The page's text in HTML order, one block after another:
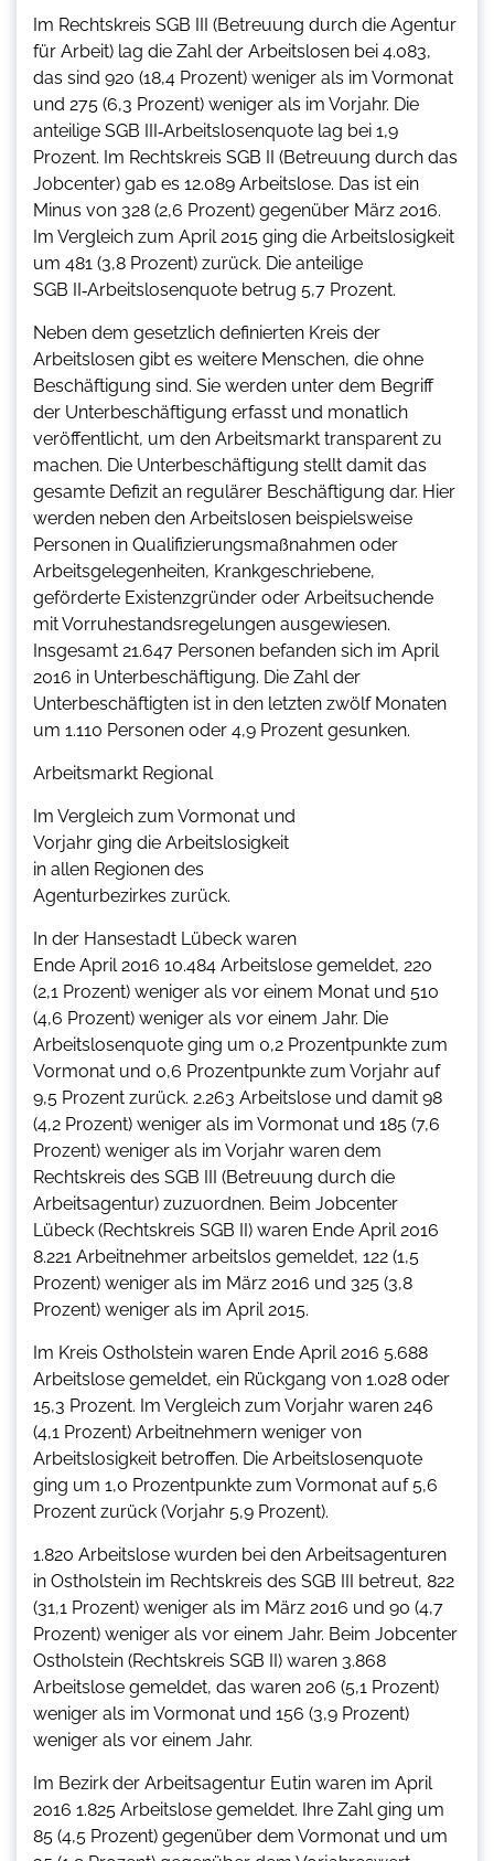
Im Rechtskreis SGB III (Betreuung durch die Agentur
für Arbeit) lag die Zahl der Arbeitslosen bei 4.083,
das sind 920 (18,4 Prozent) weniger als im Vormonat
und 275 (6,3 Prozent) weniger als im Vorjahr. Die
anteilige SGB III‑Arbeitslosenquote lag bei 1,9
Prozent. Im Rechtskreis SGB II (Betreuung durch das
Jobcenter) gab es 12.089 Arbeitslose. Das ist ein
Minus von 328 (2,6 Prozent) gegenüber März 2016.
Im Vergleich zum April 2015 ging die Arbeitslosigkeit
um 481 (3,8 Prozent) zurück. Die anteilige
SGB II‑Arbeitslosenquote betrug 5,7 Prozent.
Neben dem gesetzlich definierten Kreis der
Arbeitslosen gibt es weitere Menschen, die ohne
Beschäftigung sind. Sie werden unter dem Begriff
der Unterbeschäftigung erfasst und monatlich
veröffentlicht, um den Arbeitsmarkt transparent zu
machen. Die Unterbeschäftigung stellt damit das
gesamte Defizit an regulärer Beschäftigung dar. Hier
werden neben den Arbeitslosen beispielsweise
Personen in Qualifizierungsmaßnahmen oder
Arbeitsgelegenheiten, Krankgeschriebene,
geförderte Existenzgründer oder Arbeitsuchende
mit Vorruhestandsregelungen ausgewiesen.
Insgesamt 21.647 Personen befanden sich im April
2016 in Unterbeschäftigung. Die Zahl der
Unterbeschäftigten ist in den letzten zwölf Monaten
um 1.110 Personen oder 4,9 Prozent gesunken.
Arbeitsmarkt Regional
Im Vergleich zum Vormonat und
Vorjahr ging die Arbeitslosigkeit
in allen Regionen des
Agenturbezirkes zurück.
In der Hansestadt Lübeck waren
Ende April 2016 10.484 Arbeitslose gemeldet, 220
(2,1 Prozent) weniger als vor einem Monat und 510
(4,6 Prozent) weniger als vor einem Jahr. Die
Arbeitslosenquote ging um 0,2 Prozentpunkte zum
Vormonat und 0,6 Prozentpunkte zum Vorjahr auf
9,5 Prozent zurück. 2.263 Arbeitslose und damit 98
(4,2 Prozent) weniger als im Vormonat und 185 (7,6
Prozent) weniger als im Vorjahr waren dem
Rechtskreis des SGB III (Betreuung durch die
Arbeitsagentur) zuzuordnen. Beim Jobcenter
Lübeck (Rechtskreis SGB II) waren Ende April 2016
8.221 Arbeitnehmer arbeitslos gemeldet, 122 (1,5
Prozent) weniger als im März 2016 und 325 (3,8
Prozent) weniger als im April 2015.
Im Kreis Ostholstein waren Ende April 2016 5.688
Arbeitslose gemeldet, ein Rückgang von 1.028 oder
15,3 Prozent. Im Vergleich zum Vorjahr waren 246
(4,1 Prozent) Arbeitnehmern weniger von
Arbeitslosigkeit betroffen. Die Arbeitslosenquote
ging um 1,0 Prozentpunkte zum Vormonat auf 5,6
Prozent zurück (Vorjahr 5,9 Prozent).
1.820 Arbeitslose wurden bei den Arbeitsagenturen
in Ostholstein im Rechtskreis des SGB III betreut, 822
(31,1 Prozent) weniger als im März 2016 und 90 (4,7
Prozent) weniger als vor einem Jahr. Beim Jobcenter
Ostholstein (Rechtskreis SGB II) waren 3.868
Arbeitslose gemeldet, das waren 206 (5,1 Prozent)
weniger als im Vormonat und 156 (3,9 Prozent)
weniger als vor einem Jahr.
Im Bezirk der Arbeitsagentur Eutin waren im April
2016 1.825 Arbeitslose gemeldet. Ihre Zahl ging um
85 (4,5 Prozent) gegenüber dem Vormonat und um